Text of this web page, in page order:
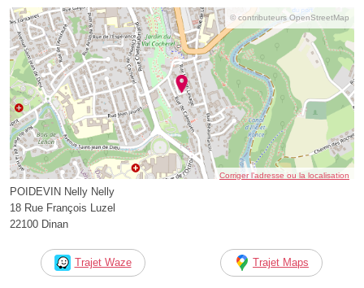
© contributeurs OpenStreetMap
Corriger l’adresse ou la localisation
POIDEVIN Nelly Nelly
18 Rue François Luzel
22100 Dinan
Trajet Waze Trajet Maps